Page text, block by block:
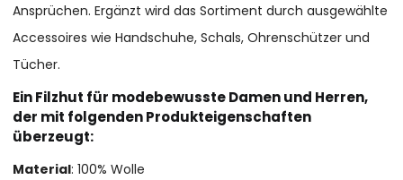
Ansprüchen. Ergänzt wird das Sortiment durch ausgewählte
Accessoires wie Handschuhe, Schals, Ohrenschützer und
Tücher.
Ein Filzhut für modebewusste Damen und Herren,
der mit folgenden Produkteigenschaften
überzeugt:
Material: 100% Wolle